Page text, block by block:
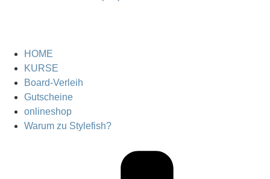
HOME
KURSE
Board-Verleih
Gutscheine
onlineshop
Warum zu Stylefish?